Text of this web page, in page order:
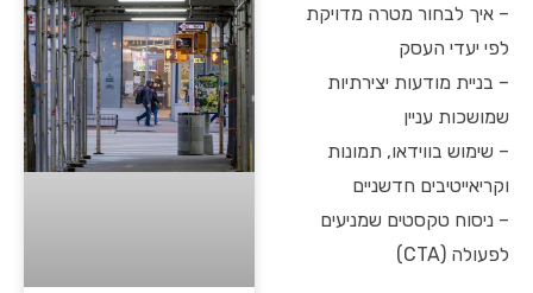
– איך לבחור מטרה מדויקת
לפי יעדי העסק
– בניית מודעות יצירתיות
שמושכות עניין
– שימוש בווידאו, תמונות
וקריאייטיבים חדשניים
– ניסוח טקסטים שמניעים
לפעולה (CTA)